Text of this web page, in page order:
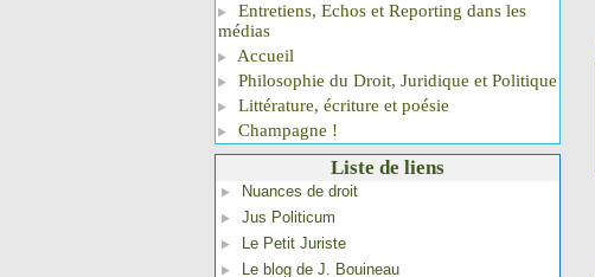
Entretiens, Echos et Reporting dans les
médias
Accueil
Philosophie du Droit, Juridique et Politique
Littérature, écriture et poésie
Champagne !
Liste de liens
Nuances de droit
Jus Politicum
Le Petit Juriste
Le blog de J. Bouineau